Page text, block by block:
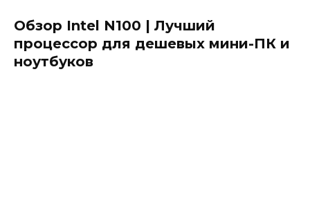
Обзор Intel N100 | Лучший
процессор для дешевых мини-ПК и
ноутбуков